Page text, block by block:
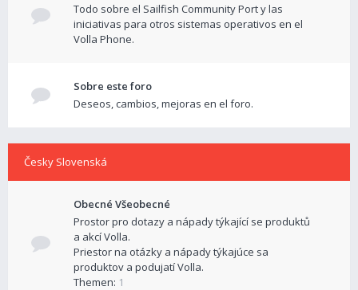
Todo sobre el Sailfish Community Port y las
iniciativas para otros sistemas operativos en el
Volla Phone.
Sobre este foro
Deseos, cambios, mejoras en el foro.
Česky Slovenská
Obecné Všeobecné
Prostor pro dotazy a nápady týkající se produktů
a akcí Volla.
Priestor na otázky a nápady týkajúce sa
produktov a podujatí Volla.
Themen: 1